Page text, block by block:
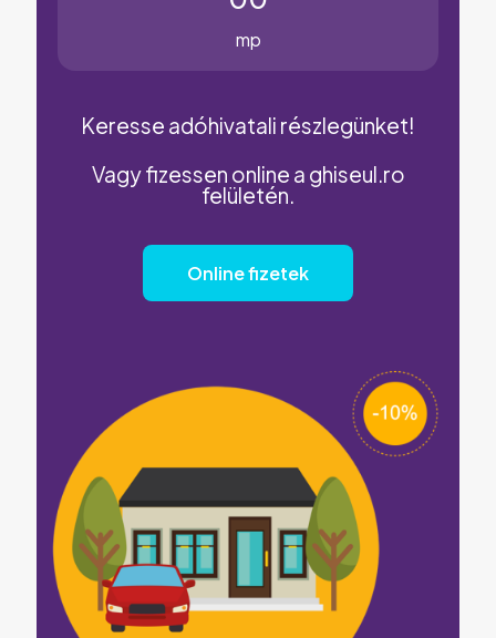
mp
Keresse adóhivatali részlegünket!
Vagy fizessen online a ghiseul.ro
felületén.
Online fizetek